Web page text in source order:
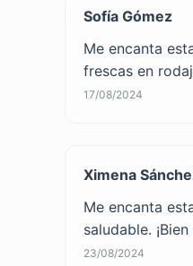
Sofía Gómez
Me encanta
frescas en
17/08/2024
Ximena
Me encanta
saludable.
23/08/2024